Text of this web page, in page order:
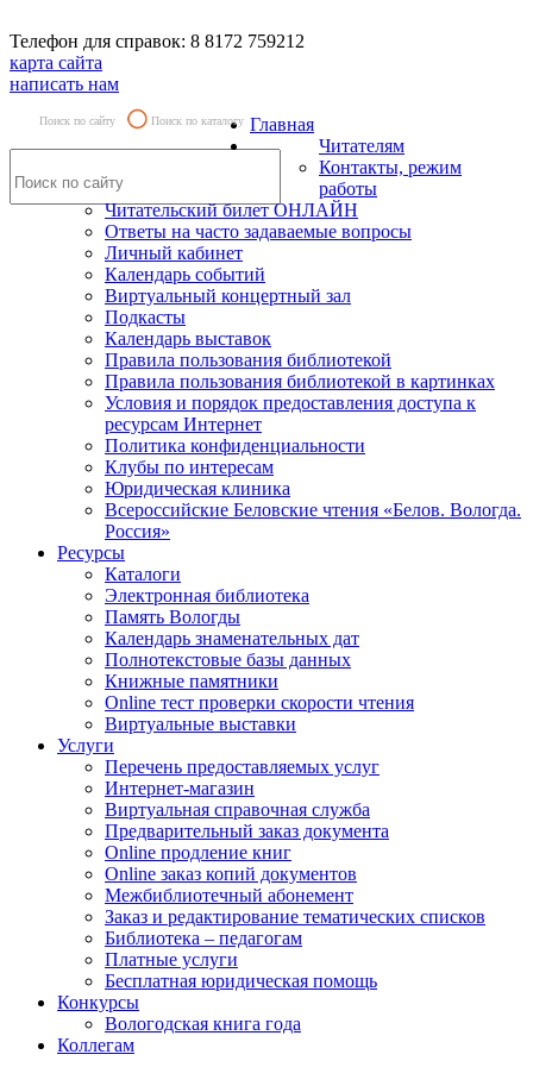
Телефон для справок: 8 8172 759212
карта сайта
написать нам
Поиск по сайту Поиск по каталогу Главная
Читателям
Контакты, режим
работы
Читательский билет ОНЛАЙН
Ответы на часто задаваемые вопросы
Личный кабинет
Календарь событий
Виртуальный концертный зал
Подкасты
Календарь выставок
Правила пользования библиотекой
Правила пользования библиотекой в картинках
Условия и порядок предоставления доступа к
ресурсам Интернет
Политика конфиденциальности
Клубы по интересам
Юридическая клиника
Всероссийские Беловские чтения «Белов. Вологда.
Россия»
Ресурсы
Каталоги
Электронная библиотека
Память Вологды
Календарь знаменательных дат
Полнотекстовые базы данных
Книжные памятники
Online тест проверки скорости чтения
Виртуальные выставки
Услуги
Перечень предоставляемых услуг
Интернет-магазин
Виртуальная справочная служба
Предварительный заказ документа
Online продление книг
Online заказ копий документов
Межбиблиотечный абонемент
Заказ и редактирование тематических списков
Библиотека – педагогам
Платные услуги
Бесплатная юридическая помощь
Конкурсы
Вологодская книга года
Коллегам